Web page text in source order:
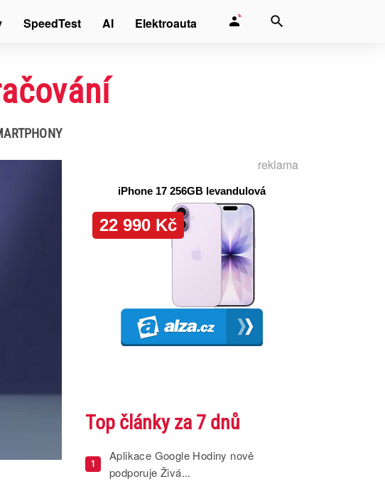
reklama
Top články za 7 dnů
1
Aplikace Google Hodiny nově
podporuje Živá...
SpeedTest AI Elektroauta